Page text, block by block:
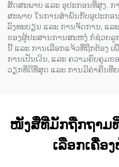
ສັດສະພາບ ແລະ ອຸປະກອນທີ່ສູງ.
ສະພາບ ໃນການສຳພັນກັບອຸປະກອ
ລົງທະບຽນ ແລະ ການຈັດການ, ແລ
ຂອງຜູ້ປະສານການສະຫງໍ ກໍ່ຊ່ວຍລູ
ນີ້ ແລະ ການເລືອກແຈ້ວທີ່ຖືກຕ້ອງ ເ
ການເປັນເงິນ, ແລະ ຄວາມຄົບຄຸມຂ
ວຽກທີ່ດີທີ່ສຸດ ແລະ ການມີຄ່າຄືນທີ່ຍ
ໜັງສື່ທີ່ມັກຖືກຖາມ
ເລືອກເຄື່ອ